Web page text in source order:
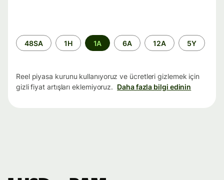
Zaman
aralığı
48SA 1H 1A 6A 12A 5Y
Reel piyasa kurunu kullanıyoruz ve ücretleri gizlemek için
gizli fiyat artışları eklemiyoruz. Daha fazla bilgi edinin